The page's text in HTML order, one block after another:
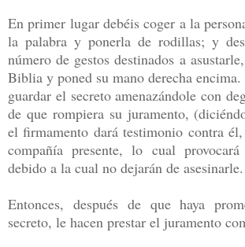
En primer lugar debéis coger a la
la palabra y ponerla de rodillas; y
número de gestos destinados a
Biblia y poned su mano derecha
guardar el secreto amenazándole con
de que rompiera su juramento,
el firmamento dará testimonio contra
compañía presente, lo cual provocará
debido a la cual no dejarán de asesinarle.
Entonces, después de que haya
secreto, le hacen prestar el juramento